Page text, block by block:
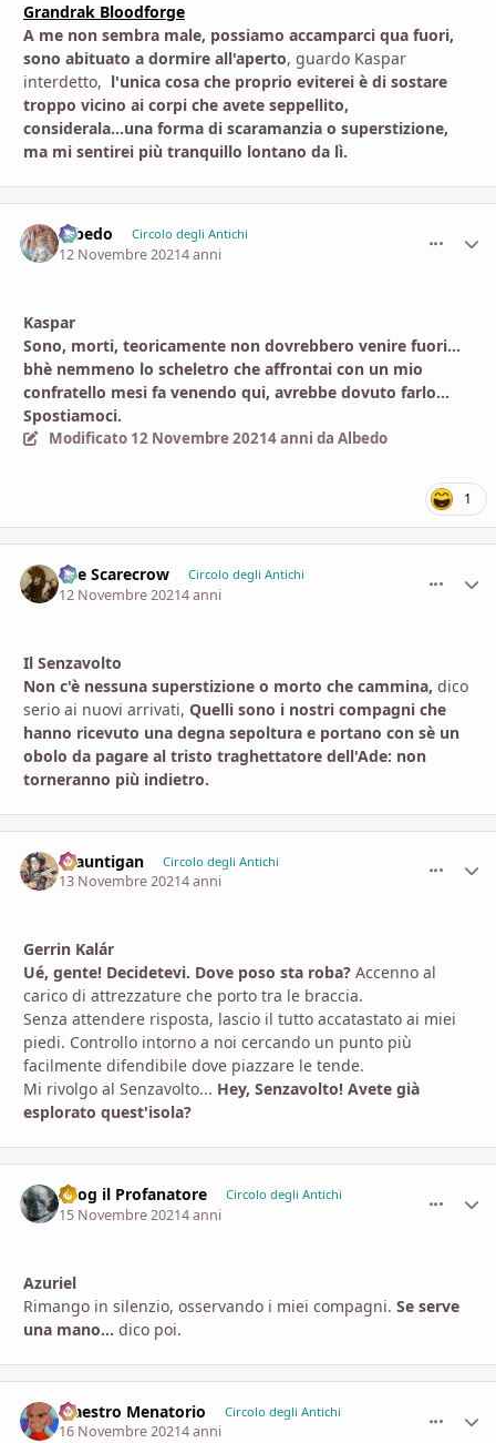
Grandrak Bloodforge
A me non sembra male, possiamo accamparci qua fuori,
sono abituato a dormire all'aperto, guardo Kaspar
interdetto, l'unica cosa che proprio eviterei è di sostare
troppo vicino ai corpi che avete seppellito,
considerala...una forma di scaramanzia o superstizione,
ma mi sentirei più tranquillo lontano da lì.
Albedo Circolo degli Antichi
12 Novembre 20214 anni
Kaspar
Sono, morti, teoricamente non dovrebbero venire fuori...
bhè nemmeno lo scheletro che affrontai con un mio
confratello mesi fa venendo qui, avrebbe dovuto farlo...
Spostiamoci.
Modificato 12 Novembre 20214 anni da Albedo
1
The Scarecrow Circolo degli Antichi
12 Novembre 20214 anni
Il Senzavolto
Non c'è nessuna superstizione o morto che cammina, dico
serio ai nuovi arrivati, Quelli sono i nostri compagni che
hanno ricevuto una degna sepoltura e portano con sè un
obolo da pagare al tristo traghettatore dell'Ade: non
torneranno più indietro.
Brauntigan Circolo degli Antichi
13 Novembre 20214 anni
Gerrin Kalár
Ué, gente! Decidetevi. Dove poso sta roba? Accenno al
carico di attrezzature che porto tra le braccia.
Senza attendere risposta, lascio il tutto accatastato ai miei
piedi. Controllo intorno a noi cercando un punto più
facilmente difendibile dove piazzare le tende.
Mi rivolgo al Senzavolto... Hey, Senzavolto! Avete già
esplorato quest'isola?
Azog il Profanatore Circolo degli Antichi
15 Novembre 20214 anni
Azuriel
Rimango in silenzio, osservando i miei compagni. Se serve
una mano... dico poi.
Maestro Menatorio Circolo degli Antichi
16 Novembre 20214 anni